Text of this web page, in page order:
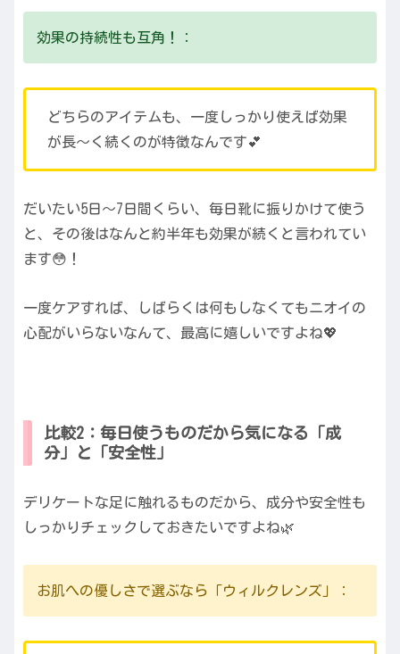
効果の持続性も互角！：
どちらのアイテムも、一度しっかり使えば効果
が長〜く続くのが特徴なんです💕
だいたい5日〜7日間くらい、毎日靴に振りかけて使う
と、その後はなんと約半年も効果が続くと言われてい
ます😳！
一度ケアすれば、しばらくは何もしなくてもニオイの
心配がいらないなんて、最高に嬉しいですよね💖
比較2：毎日使うものだから気になる「成
分」と「安全性」
デリケートな足に触れるものだから、成分や安全性も
しっかりチェックしておきたいですよね🌿
お肌への優しさで選ぶなら「ウィルクレンズ」：